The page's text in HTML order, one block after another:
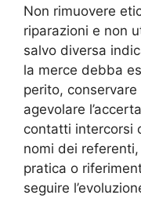
Non rimuovere
riparazioni e non
salvo diversa
la merce debba
perito,
agevolare
contatti intercorsi
nomi dei
pratica o
seguire